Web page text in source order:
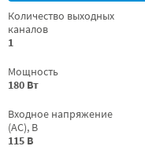
Количество выходных
каналов
1
Мощность
180 Вт
Входное напряжение
(AC), В
115 В